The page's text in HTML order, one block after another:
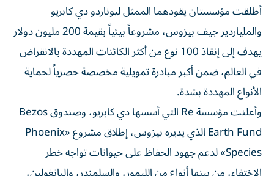
أطلقت مؤسستان يقودهما الممثل ليوناردو دي كابريو
والملياردير جيف بيزوس، مشروعاً بيئياً بقيمة 200 مليون دولار
يهدف إلى إنقاذ 100 نوع من أكثر الكائنات المهددة بالانقراض
في العالم، ضمن أكبر مبادرة تمويلية مخصصة حصرياً لحماية
الأنواع المهددة بشدة.
وأعلنت مؤسسة Re التي أسسها دي كابريو، وصندوق Bezos
Earth Fund الذي يديره بيزوس، إطلاق مشروع «Phoenix
Species» لدعم جهود الحفاظ على حيوانات تواجه خطر